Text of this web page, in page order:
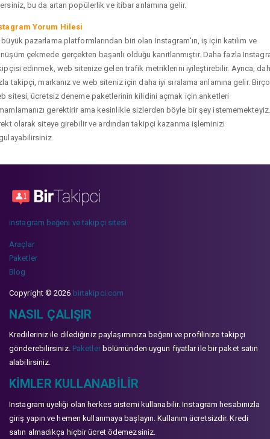
bu da artan popülerlik ve itibar anlamına gelir.
Yorum Hilesi
büyük pazarlama platformlarından biri olan Instagram'ın, iş için katılım ve
çekmede gerçekten başarılı olduğu kanıtlanmıştır. Daha fazla
edinmek, web sitenize gelen trafik metriklerini iyileştirebilir. Ayrıca,
takipçi, markanız ve web siteniz için daha iyi sıralama anlamına gelir.
sitesi, ücretsiz deneme paketlerinin kilidini açmak için anketleri
gerektirir ama kesinlikle sizlerden böyle bir şey istememekteyiz.
olarak siteye girebilir ve ardından takipçi kazanma işleminizi
instagram beğeni ve takipçi sitesi
Araçlar
Paketler
Blog
Copyright © 2026 birtakipci.com
NASIL ÇALIŞIR
Kredileriniz ile dilediğiniz paylaşımınıza beğeni ve profilinize takipçi
gönderebilirsiniz. Paketlerbölümünden uygun fiyatlar ile bir paket satın
alabilirsiniz.
KIMLER KULLANABILIR
Instagram üyeliği olan herkes sistemi kullanabilir. Instagram hesabınızla
giriş yapın ve hemen kullanmaya başlayın. Kullanım ücretsizdir. Kredi
satın almadıkça hiçbir ücret ödemezsiniz.